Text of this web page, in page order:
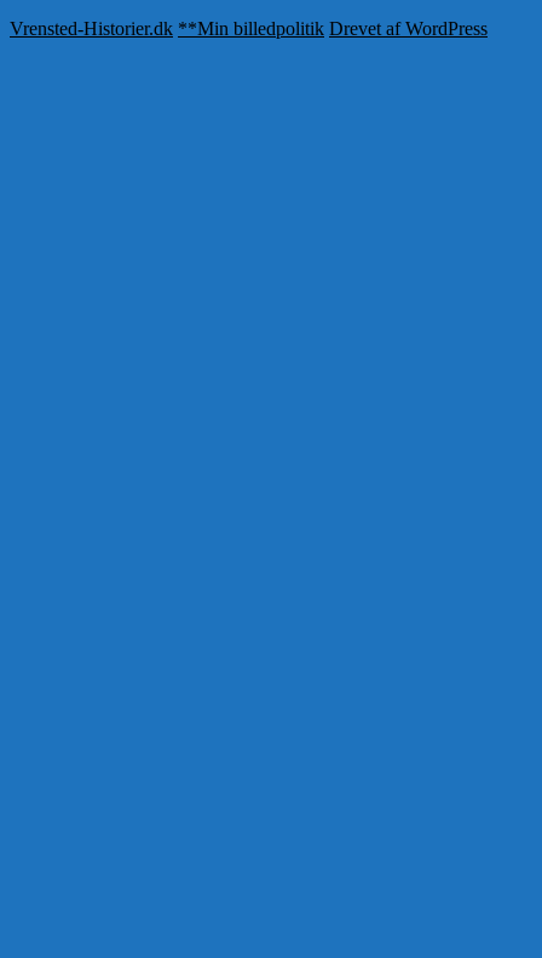
Vrensted-Historier.dk **Min billedpolitik Drevet af WordPress